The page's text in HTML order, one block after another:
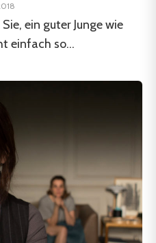
ein guter Junge wie
einfach so...